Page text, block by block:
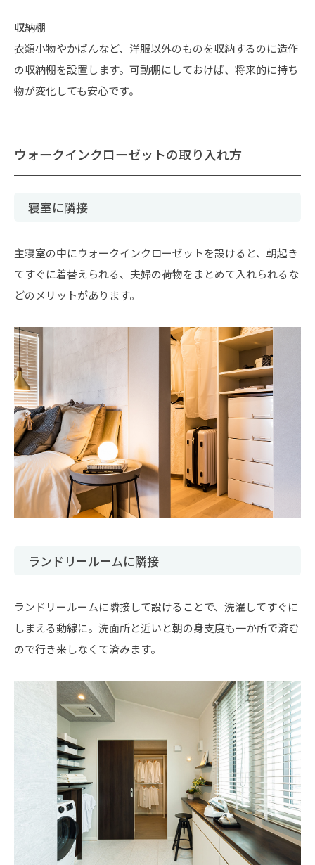
収納棚
衣類小物やかばんなど、洋服以外のものを収納するのに造作
の収納棚を設置します。可動棚にしておけば、将来的に持ち
物が変化しても安心です。
ウォークインクローゼットの取り入れ方
寝室に隣接
主寝室の中にウォークインクローゼットを設けると、朝起き
てすぐに着替えられる、夫婦の荷物をまとめて入れられるな
どのメリットがあります。
ランドリールームに隣接
ランドリールームに隣接して設けることで、洗濯してすぐに
しまえる動線に。洗面所と近いと朝の身支度も一か所で済む
ので行き来しなくて済みます。